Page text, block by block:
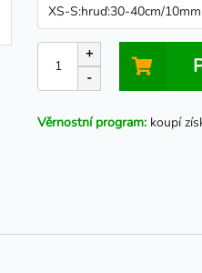
+
-
Věrnostní program: koupí